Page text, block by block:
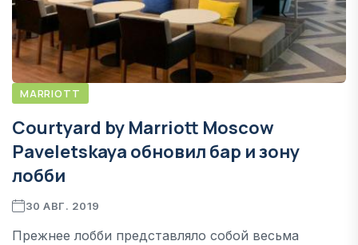
MARRIOTT
Courtyard by Marriott Moscow
Paveletskaya обновил бар и зону
лобби
30 АВГ. 2019
Прежнее лобби представляло собой весьма